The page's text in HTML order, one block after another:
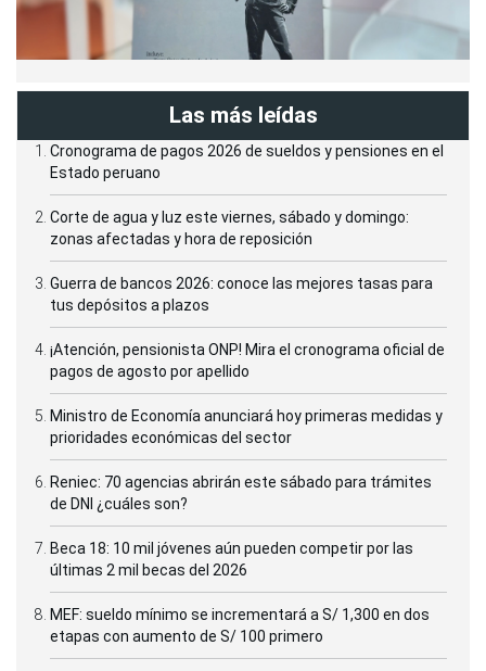
Las más leídas
Cronograma de pagos 2026 de sueldos y pensiones en el
Estado peruano
Corte de agua y luz este viernes, sábado y domingo:
zonas afectadas y hora de reposición
Guerra de bancos 2026: conoce las mejores tasas para
tus depósitos a plazos
¡Atención, pensionista ONP! Mira el cronograma oficial de
pagos de agosto por apellido
Ministro de Economía anunciará hoy primeras medidas y
prioridades económicas del sector
Reniec: 70 agencias abrirán este sábado para trámites
de DNI ¿cuáles son?
Beca 18: 10 mil jóvenes aún pueden competir por las
últimas 2 mil becas del 2026
MEF: sueldo mínimo se incrementará a S/ 1,300 en dos
etapas con aumento de S/ 100 primero